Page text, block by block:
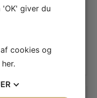
giver du
cookies og
her.